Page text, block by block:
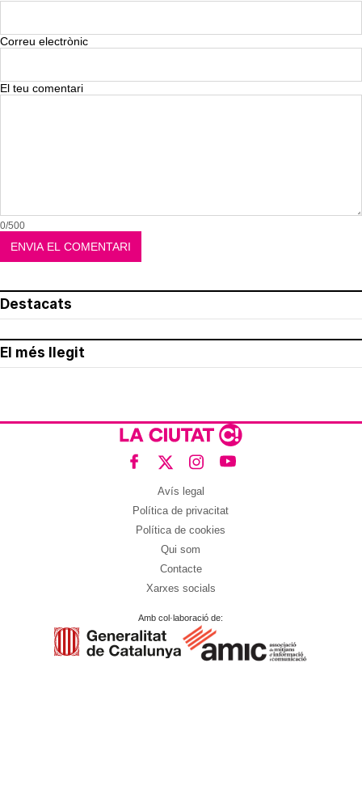
Correu electrònic
El teu comentari
0/500
Destacats
El més llegit
Avís legal
Política de privacitat
Política de cookies
Qui som
Contacte
Xarxes socials
Amb col·laboració de: